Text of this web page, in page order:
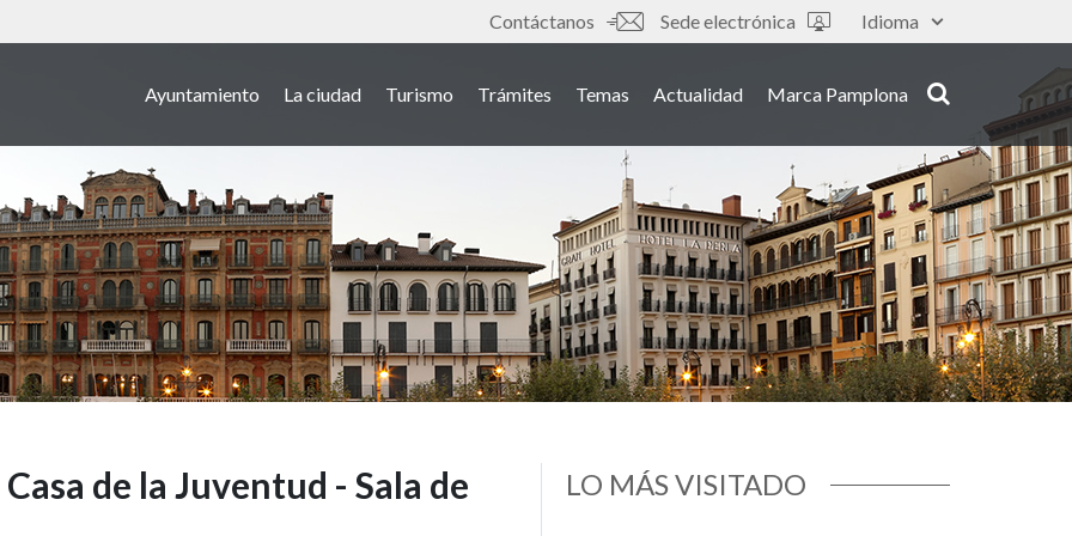
Idioma
Tools
Contáctanos Sede electrónica
Ayuntamiento La ciudad Turismo Trámites Temas Actualidad Marca Pamplona
de la Juventud - Sala de
LO MÁS VISITADO